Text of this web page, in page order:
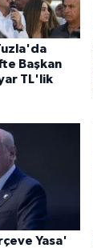
Başkan
TL'lik
Yasa'